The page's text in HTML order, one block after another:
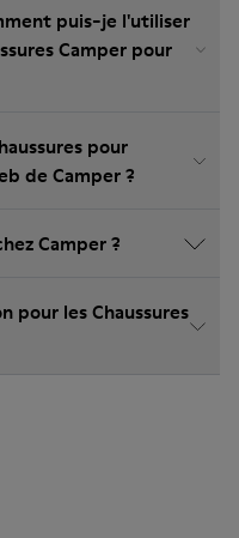
puis-je l'utiliser
Camper pour
pour
de Camper ?
Camper ?
pour les Chaussures